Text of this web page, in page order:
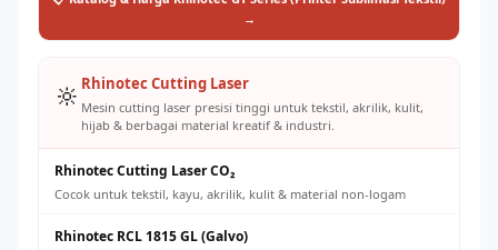
→
🔆 Rhinotec Cutting Laser
Mesin cutting laser presisi tinggi untuk tekstil, akrilik, kulit,
hijab & berbagai material kreatif & industri.
Rhinotec Cutting Laser CO₂
Cocok untuk tekstil, kayu, akrilik, kulit & material non-logam
Rhinotec RCL 1815 GL (Galvo)